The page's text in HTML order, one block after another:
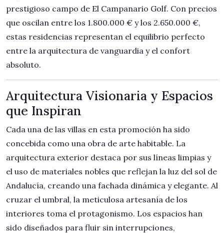
prestigioso campo de El Campanario Golf. Con precios
que oscilan entre los 1.800.000 € y los 2.650.000 €,
estas residencias representan el equilibrio perfecto
entre la arquitectura de vanguardia y el confort
absoluto.
Arquitectura Visionaria y Espacios
que Inspiran
Cada una de las villas en esta promoción ha sido
concebida como una obra de arte habitable. La
arquitectura exterior destaca por sus líneas limpias y
el uso de materiales nobles que reflejan la luz del sol de
Andalucía, creando una fachada dinámica y elegante. Al
cruzar el umbral, la meticulosa artesanía de los
interiores toma el protagonismo. Los espacios han
sido diseñados para fluir sin interrupciones,